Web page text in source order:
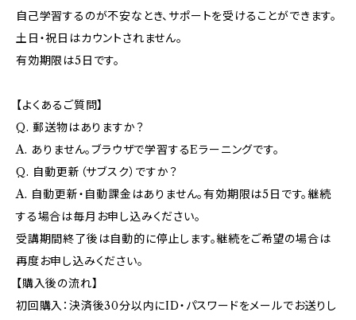
自己学習するのが不安なとき、サポートを受けることができます。
土日・祝日はカウントされません。
有効期限は5日です。
【よくあるご質問】
Q. 郵送物はありますか？
A. ありません。ブラウザで学習するEラーニングです。
Q. 自動更新（サブスク）ですか？
A. 自動更新・自動課金はありません。有効期限は5日です。継続
する場合は毎月お申し込みください。
受講期間終了後は自動的に停止します。継続をご希望の場合は
再度お申し込みください。
【購入後の流れ】
初回購入：決済後30分以内にID・パスワードをメールでお送りし